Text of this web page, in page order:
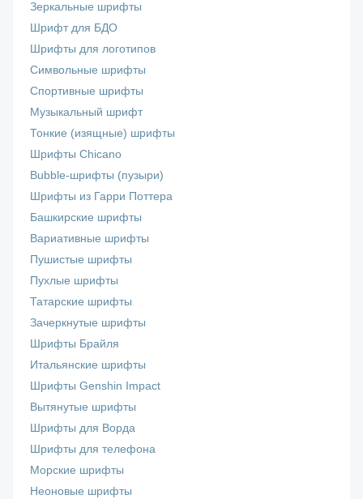
Зеркальные шрифты
Шрифт для БДО
Шрифты для логотипов
Символьные шрифты
Спортивные шрифты
Музыкальный шрифт
Тонкие (изящные) шрифты
Шрифты Chicano
Bubble-шрифты (пузыри)
Шрифты из Гарри Поттера
Башкирские шрифты
Вариативные шрифты
Пушистые шрифты
Пухлые шрифты
Татарские шрифты
Зачеркнутые шрифты
Шрифты Брайля
Итальянские шрифты
Шрифты Genshin Impact
Вытянутые шрифты
Шрифты для Ворда
Шрифты для телефона
Морские шрифты
Неоновые шрифты